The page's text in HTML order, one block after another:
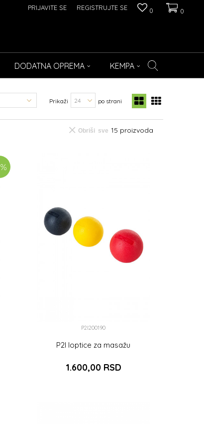
0
0
PRIJAVITE SE REGISTRUJTE SE
DODATNA OPREMA KEMPA
Prikaži po strani
15 proizvoda
Obriši sve
%
P2I200190
P2I loptice za masažu
1.600,00 RSD